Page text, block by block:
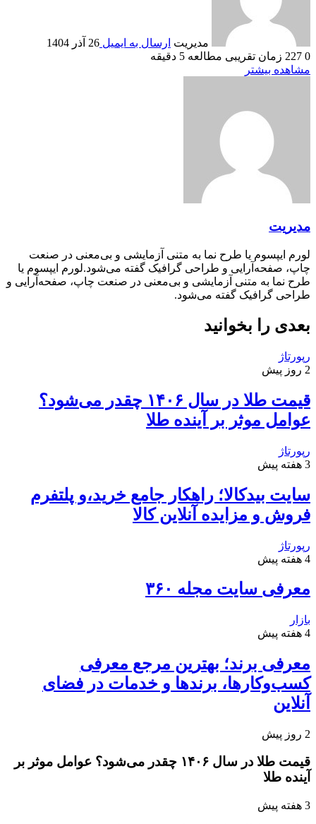
مدیریت ارسال به ایمیل 26 آذر 1404
0
زمان تقریبی مطالعه 5 دقیقه
مشاهده بیشتر
مدیریت
لورم ایپسوم یا طرح‌ نما به متنی آزمایشی و بی‌معنی در صنعت
چاپ، صفحه‌آرایی و طراحی گرافیک گفته می‌شود.لورم ایپسوم یا
طرح‌ نما به متنی آزمایشی و بی‌معنی در صنعت چاپ، صفحه‌آرایی و
طراحی گرافیک گفته می‌شود.
بعدی را بخوانید
رپورتاژ
2 روز پیش
قیمت طلا در سال ۱۴۰۶ چقدر می‌شود؟
عوامل موثر بر آینده طلا
رپورتاژ
3 هفته پیش
سایت بیدکالا؛ راهکار جامع خرید،و پلتفرم
فروش و مزایده آنلاین کالا
رپورتاژ
4 هفته پیش
معرفی سایت مجله ۳۶۰
بازار
4 هفته پیش
معرفی برند؛ بهترین مرجع معرفی
کسب‌وکارها، برندها و خدمات در فضای
آنلاین
2 روز پیش
قیمت طلا در سال ۱۴۰۶ چقدر می‌شود؟ عوامل موثر بر
آینده طلا
3 هفته پیش